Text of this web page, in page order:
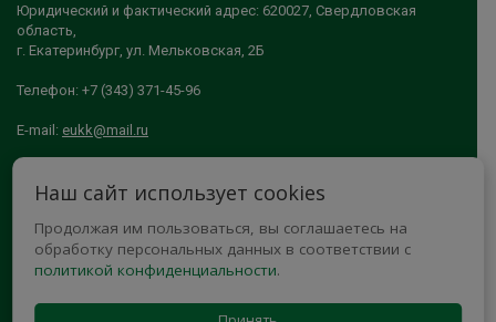
Юридический и фактический адрес: 620027, Свердловская
область,
г. Екатеринбург, ул. Мельковская, 2Б
Телефон: +7 (343) 371-45-96
E-mail: eukk@mail.ru
КОМБИНАТ"
МЫ В СОЦСЕТЯХ
Наш сайт использует cookies
Продолжая им пользоваться, вы соглашаетесь на
обработку персональных данных в соответствии с
политикой конфиденциальности.